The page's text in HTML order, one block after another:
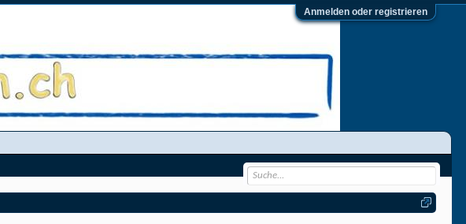
Anmelden oder registrieren